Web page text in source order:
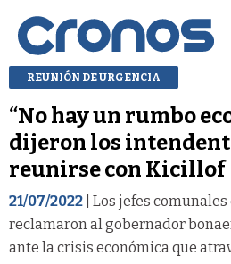
REUNIÓN DE URGENCIA
“No hay un rumbo
dijeron los
reunirse con Kicillof
21/07/2022 | Los jefes
reclamaron al gobernador
ante la crisis económica que